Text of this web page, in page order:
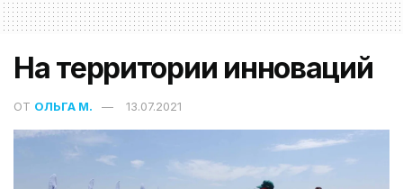
На территории инноваций
ОТ ОЛЬГА М. 13.07.2021